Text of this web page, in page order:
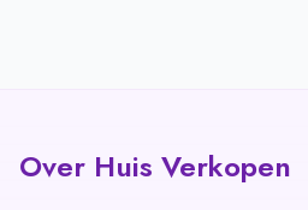
Over Huis Verkopen